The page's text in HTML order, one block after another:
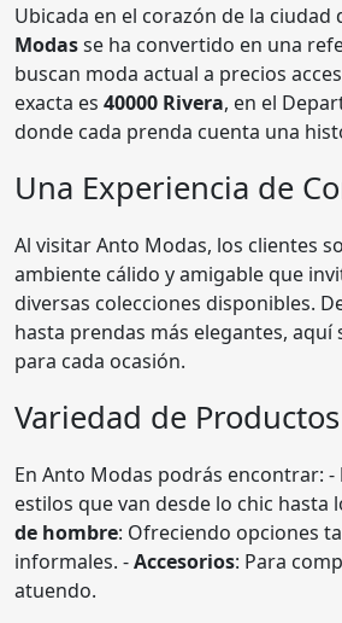
Ubicada en el corazón de la ciudad
Modasse ha convertido en una
buscan moda actual a precios
exacta es 40000 Rivera, en el
donde cada prenda cuenta una
Una Experiencia de
Al visitar Anto Modas, los clientes
ambiente cálido y amigable que
diversas colecciones disponibles.
hasta prendas más elegantes, aquí
para cada ocasión.
Variedad de Productos
En Anto Modas podrás encontrar: -
estilos que van desde lo chic hasta
de hombre: Ofreciendo opciones
informales. -Accesorios: Para
atuendo.